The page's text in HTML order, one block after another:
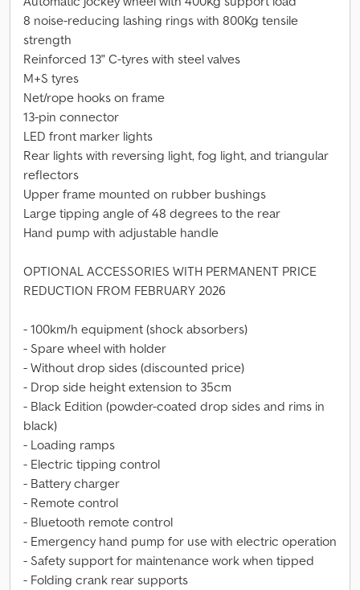
8 noise-reducing lashing rings with 800Kg tensile
strength
Reinforced 13" C-tyres with steel valves
M+S tyres
Net/rope hooks on frame
13-pin connector
LED front marker lights
Rear lights with reversing light, fog light, and triangular
reflectors
Upper frame mounted on rubber bushings
Large tipping angle of 48 degrees to the rear
Hand pump with adjustable handle
OPTIONAL ACCESSORIES WITH PERMANENT PRICE
REDUCTION FROM FEBRUARY 2026
- 100km/h equipment (shock absorbers)
- Spare wheel with holder
- Without drop sides (discounted price)
- Drop side height extension to 35cm
- Black Edition (powder-coated drop sides and rims in
black)
- Loading ramps
- Electric tipping control
- Battery charger
- Remote control
- Bluetooth remote control
- Emergency hand pump for use with electric operation
- Safety support for maintenance work when tipped
- Folding crank rear supports